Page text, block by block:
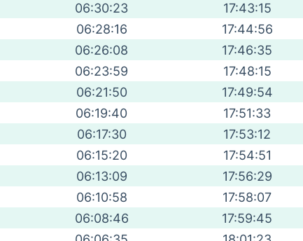
06:30:23
17:43:15
06:28:16
17:44:56
06:26:08
17:46:35
06:23:59
17:48:15
06:21:50
17:49:54
06:19:40
17:51:33
06:17:30
17:53:12
06:15:20
17:54:51
06:13:09
17:56:29
06:10:58
17:58:07
06:08:46
17:59:45